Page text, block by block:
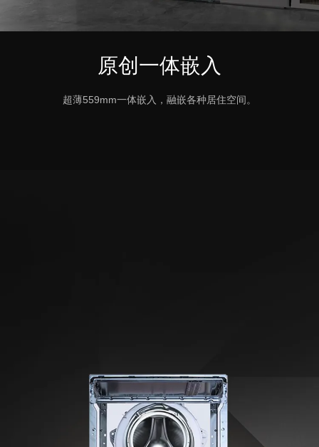
原创一体嵌入
超薄559mm一体嵌入，融嵌各种居住空间。